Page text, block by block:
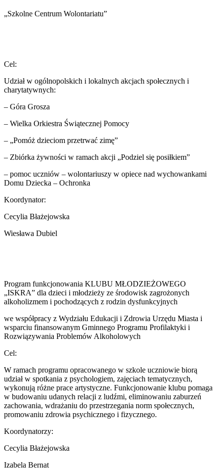
„Szkolne Centrum Wolontariatu”
Cel:
Udział w ogólnopolskich i lokalnych akcjach społecznych i
charytatywnych:
– Góra Grosza
– Wielka Orkiestra Świątecznej Pomocy
– „Pomóż dzieciom przetrwać zimę”
– Zbiórka żywności w ramach akcji „Podziel się posiłkiem”
– pomoc uczniów – wolontariuszy w opiece nad wychowankami
Domu Dziecka – Ochronka
Koordynator:
Cecylia Błażejowska
Wiesława Dubiel
Program funkcjonowania KLUBU MŁODZIEŻOWEGO
„ISKRA” dla dzieci i młodzieży ze środowisk zagrożonych
alkoholizmem i pochodzących z rodzin dysfunkcyjnych
we współpracy z Wydziału Edukacji i Zdrowia Urzędu Miasta i
wsparciu finansowanym Gminnego Programu Profilaktyki i
Rozwiązywania Problemów Alkoholowych
Cel:
W ramach programu opracowanego w szkole uczniowie biorą
udział w spotkania z psychologiem, zajęciach tematycznych,
wykonują różne prace artystyczne. Funkcjonowanie klubu pomaga
w budowaniu udanych relacji z ludźmi, eliminowaniu zaburzeń
zachowania, wdrażaniu do przestrzegania norm społecznych,
promowaniu zdrowia psychicznego i fizycznego.
Koordynatorzy:
Cecylia Błażejowska
Izabela Bernat